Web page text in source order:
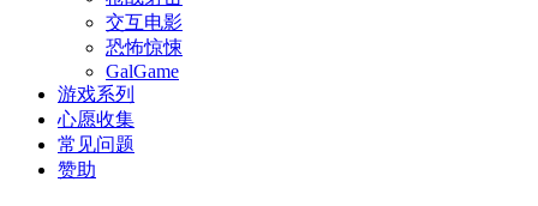
交互电影
恐怖惊悚
GalGame
游戏系列
心愿收集
常见问题
赞助